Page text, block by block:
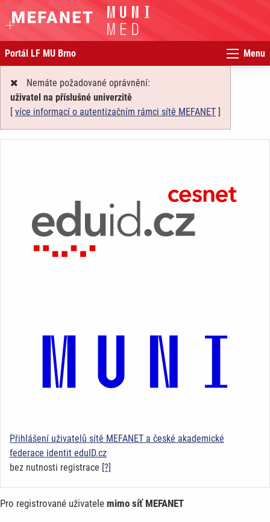
Portál LF MU Brno Menu
Nemáte požadované oprávnění:
uživatel na příslušné univerzitě
[ více informací o autentizačním rámci sítě MEFANET ]
Přihlášení uživatelů sítě MEFANET a české akademické
federace identit eduID.cz
bez nutnosti registrace [?]
Pro registrované uživatele mimo síť MEFANET